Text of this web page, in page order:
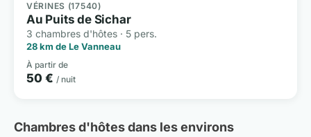
VÉRINES (17540)
Au Puits de Sichar
3 chambres d'hôtes · 5 pers.
28 km de Le Vanneau
À partir de
50 € / nuit
Chambres d'hôtes dans les environs